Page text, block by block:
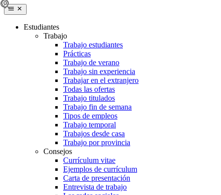
Estudiantes
Trabajo
Trabajo estudiantes
Prácticas
Trabajo de verano
Trabajo sin experiencia
Trabajar en el extranjero
Todas las ofertas
Trabajo titulados
Trabajo fin de semana
Tipos de empleos
Trabajo temporal
Trabajos desde casa
Trabajo por provincia
Consejos
Currículum vitae
Ejemplos de currículum
Carta de presentación
Entrevista de trabajo